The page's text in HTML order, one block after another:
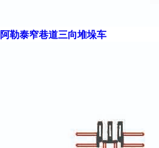
阿勒泰窄巷道三向堆垛车